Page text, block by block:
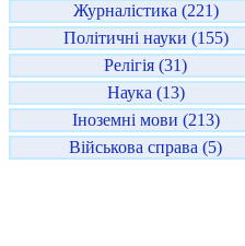
Журналістика (221)
Політичні науки (155)
Релігія (31)
Наука (13)
Іноземні мови (213)
Військова справа (5)